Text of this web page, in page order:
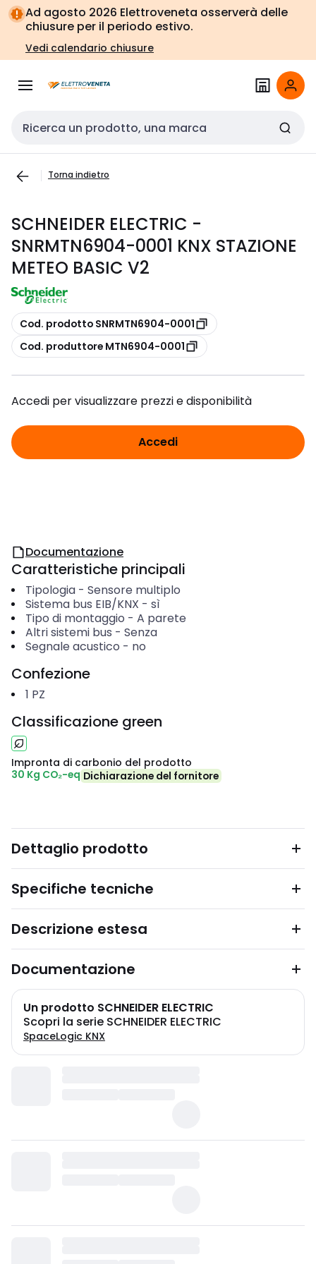
Vai alla
navigazione
Vai
alla
pagina
Ad agosto 2026 Elettroveneta osserverà delle
chiusure per il periodo estivo.
Vedi calendario chiusure
Cerca input
Torna indietro
SCHNEIDER ELECTRIC -
SNRMTN6904-0001 KNX STAZIONE
METEO BASIC V2
copia
Cod. prodotto SNRMTN6904-0001
copia
Cod. produttore MTN6904-0001
Accedi per visualizzare prezzi e disponibilità
Accedi
Documentazione
Caratteristiche principali
Tipologia- Sensore multiplo
Sistema bus EIB/KNX - sì
Tipo di montaggio - A parete
Altri sistemi bus - Senza
Segnale acustico - no
Confezione
1 PZ
Classificazione green
Impronta di carbonio del prodotto
30 Kg CO₂-eq Dichiarazione del fornitore
Dettaglio prodotto
Specifiche tecniche
Descrizione estesa
Documentazione
Un prodotto SCHNEIDER ELECTRIC
Scopri la serie SCHNEIDER ELECTRIC
SpaceLogic KNX